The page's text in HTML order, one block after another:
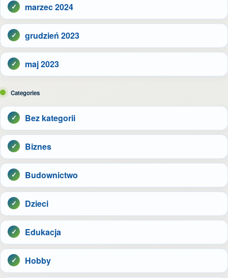
marzec 2024
grudzień 2023
maj 2023
Categories
Bez kategorii
Biznes
Budownictwo
Dzieci
Edukacja
Hobby